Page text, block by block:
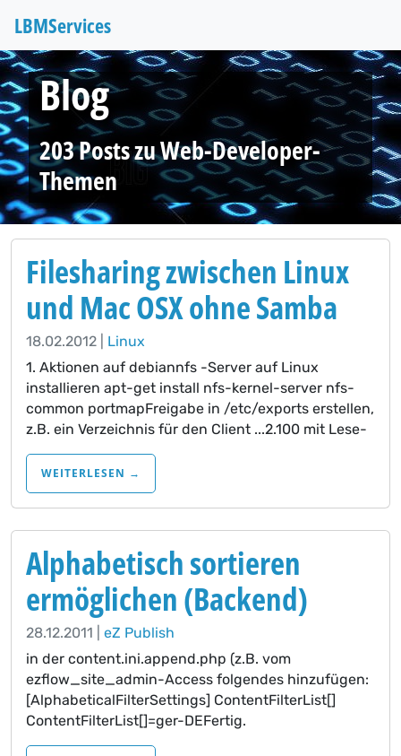
LBMServices
Blog
203 Posts zu Web-Developer-
Themen
Filesharing zwischen Linux
und Mac OSX ohne Samba
18.02.2012 | Linux
1. Aktionen auf debiannfs -Server auf Linux
installieren apt-get install nfs-kernel-server nfs-
common portmapFreigabe in /etc/exports erstellen,
z.B. ein Verzeichnis für den Client ...2.100 mit Lese-
WEITERLESEN →
Alphabetisch sortieren
ermöglichen (Backend)
28.12.2011 | eZ Publish
in der content.ini.append.php (z.B. vom
ezflow_site_admin-Access folgendes hinzufügen:
[AlphabeticalFilterSettings] ContentFilterList[]
ContentFilterList[]=ger-DEFertig.